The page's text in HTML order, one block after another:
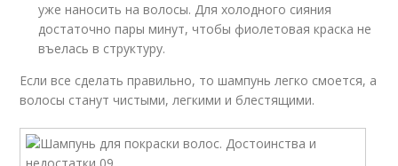
уже наносить на волосы. Для холодного сияния
достаточно пары минут, чтобы фиолетовая краска не
въелась в структуру.
Если все сделать правильно, то шампунь легко смоется, а
волосы станут чистыми, легкими и блестящими.